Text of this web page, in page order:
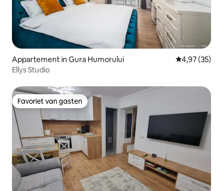
Appartement in Gura Humorului Gemiddelde
4,97 (35)
Ellys Studio
Favoriet van gasten
Favoriet van gasten